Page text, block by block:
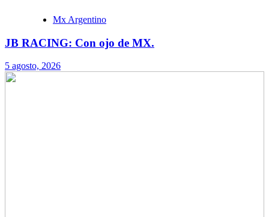
Mx Argentino
JB RACING: Con ojo de MX.
5 agosto, 2026